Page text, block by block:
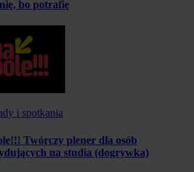
bo potrafię
i spotkania
Twórczy plener dla osób
na studia (dogrywka)